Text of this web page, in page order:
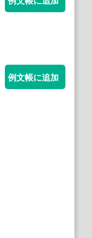
例文帳に追加